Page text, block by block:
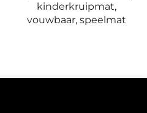
kinderkruipmat,
vouwbaar, speelmat